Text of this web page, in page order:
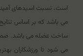
می باشد که بر اساس
ساخت عضله می باشد.
می شود تا ورزشکاران